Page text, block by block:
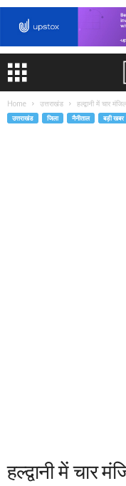
Home उत्तराखंड हल्‍द्वानी में चार
उत्तराखंड जिला नैनीताल बड़ी खबर
हल्‍द्वानी में चार